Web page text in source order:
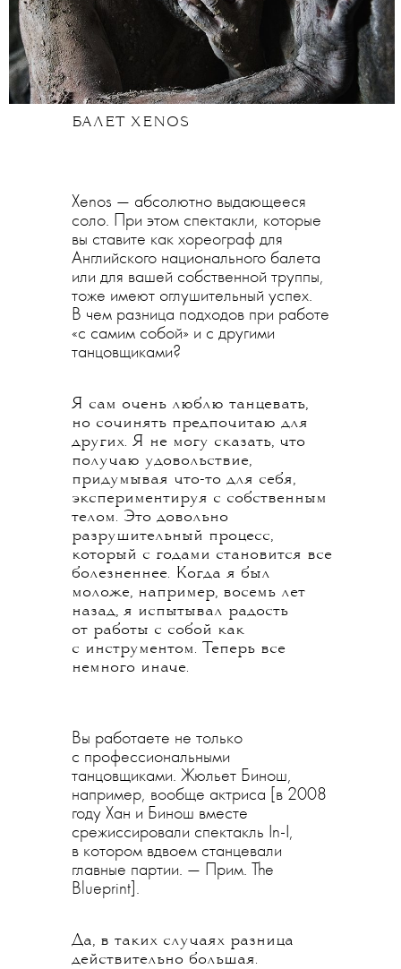
БАЛЕТ XENOS
Xenos — абсолютно выдающееся
соло. При этом спектакли, которые
вы ставите как хореограф для
Английского национального балета
или для вашей собственной труппы,
тоже имеют оглушительный успех.
В чем разница подходов при работе
«с самим собой» и с другими
танцовщиками?
Я сам очень люблю танцевать,
но сочинять предпочитаю для
других. Я не могу сказать, что
получаю удовольствие,
придумывая что-то для себя,
экспериментируя с собственным
телом. Это довольно
разрушительный процесс,
который с годами становится все
болезненнее. Когда я был
моложе, например, восемь лет
назад, я испытывал радость
от работы с собой как
с инструментом. Теперь все
немного иначе.
Вы работаете не только
с профессиональными
танцовщиками. Жюльет Бинош,
например, вообще актриса [в 2008
году Хан и Бинош вместе
срежиссировали спектакль In-I,
в котором вдвоем станцевали
главные партии. — Прим. The
Blueprint].
Да, в таких случаях разница
действительно большая.